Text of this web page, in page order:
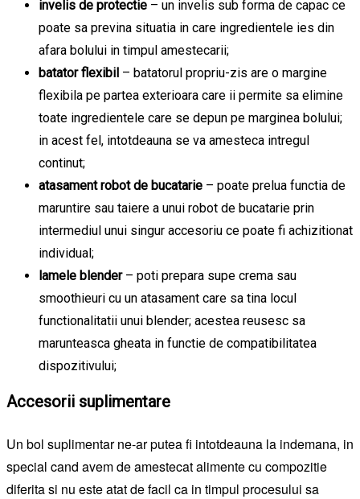
invelis de protectie – un invelis sub forma de capac ce
poate sa previna situatia in care ingredientele ies din
afara bolului in timpul amestecarii;
batator flexibil – batatorul propriu-zis are o margine
flexibila pe partea exterioara care ii permite sa elimine
toate ingredientele care se depun pe marginea bolului;
in acest fel, intotdeauna se va amesteca intregul
continut;
atasament robot de bucatarie – poate prelua functia de
maruntire sau taiere a unui robot de bucatarie prin
intermediul unui singur accesoriu ce poate fi achizitionat
individual;
lamele blender – poti prepara supe crema sau
smoothieuri cu un atasament care sa tina locul
functionalitatii unui blender; acestea reusesc sa
marunteasca gheata in functie de compatibilitatea
dispozitivului;
Accesorii suplimentare
Un bol suplimentar ne-ar putea fi intotdeauna la indemana, in
special cand avem de amestecat alimente cu compozitie
diferita si nu este atat de facil ca in timpul procesului sa